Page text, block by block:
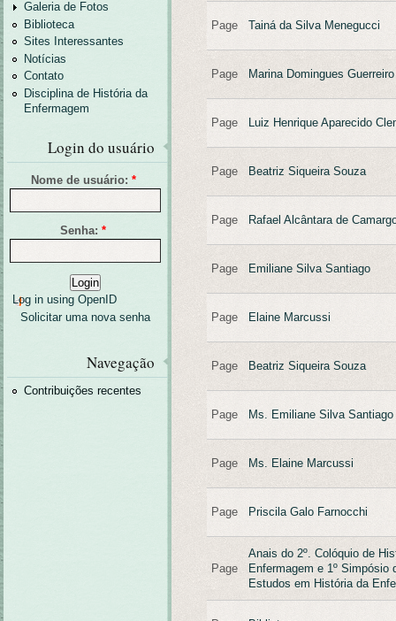
Page Tainá da Silva Menegucci
Page Marina Domingues Guerreiro
Page Luiz Henrique Aparecido
Page Beatriz Siqueira Souza
Page Rafael Alcântara de
Page Emiliane Silva Santiago
Page Elaine Marcussi
Page Beatriz Siqueira Souza
Page Ms. Emiliane Silva Santiago
Page Ms. Elaine Marcussi
Page Priscila Galo Farnocchi
Page
Anais do 2º. Colóquio de
Enfermagem e 1º Simpósio
Estudos em História da
Galeria de Fotos
Biblioteca
Sites Interessantes
Notícias
Contato
Disciplina de História da
Enfermagem
Login do usuário
Nome de usuário: *
Senha: *
Log in using OpenID
Solicitar uma nova senha
Navegação
Contribuições recentes